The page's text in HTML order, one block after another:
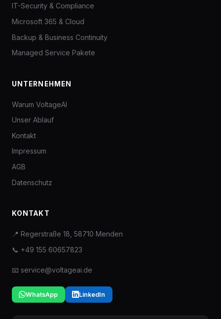
IT-Security & Compliance
Microsoft 365 & Cloud
Backup & Business Continuity
Managed Service Pakete
UNTERNEHMEN
Warum VoltageAI
Unser Ablauf
Kontakt
Impressum
AGB
Datenschutz
KONTAKT
📍 Regerstraße 18, 58710 Menden
📞 +49 155 60657823
📧 service@voltageai.de
WhatsApp LinkedIn